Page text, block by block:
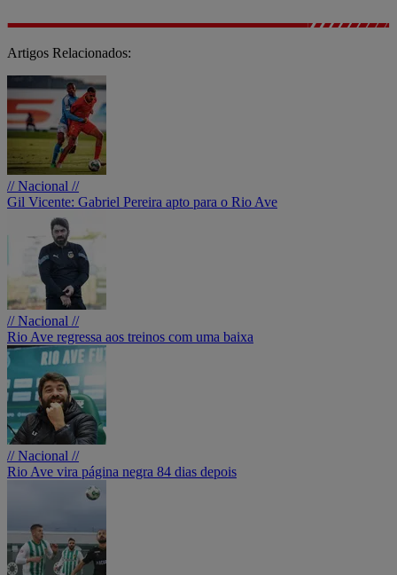
Artigos Relacionados:
// Nacional //
Gil Vicente: Gabriel Pereira apto para o Rio Ave
// Nacional //
Rio Ave regressa aos treinos com uma baixa
// Nacional //
Rio Ave vira página negra 84 dias depois